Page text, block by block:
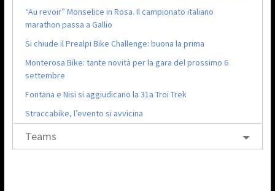
“Au revoir” Monselice in Rosa. Il campionato italiano
marathon passa a Gallio
Si chiude il Prealpi Bike Challenge: buona la prima
Monterosa Bike: tante novità per la gara del prossimo 6
settembre
Fontana e Nisi si aggiudicano la 31a Troi Trek
Straccabike, l’evento si avvicina
Teams